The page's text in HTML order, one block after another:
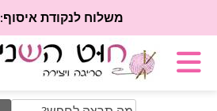
משלוח לנקודת איסוף: 25 ש"ח
Search
for: